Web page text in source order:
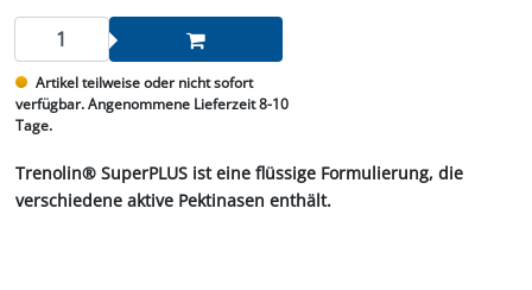
Artikel teilweise oder nicht sofort
verfügbar. Angenommene Lieferzeit 8-10
Tage.
Trenolin® SuperPLUS ist eine flüssige Formulierung, die
verschiedene aktive Pektinasen enthält.